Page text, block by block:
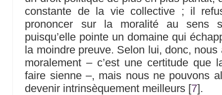
constante de la vie collective ; il
prononcer sur la moralité au sens
puisqu’elle pointe un domaine qui
la moindre preuve. Selon lui, donc,
moralement – c’est une certitude que
faire sienne –, mais nous ne pouvons
devenir intrinsèquement meilleurs [7].